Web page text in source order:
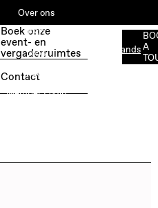
Over ons
ESG
Jobs
Media
Member Login
Nederlands
Boek onze
event- en
vergaderruimtes
Contact
A